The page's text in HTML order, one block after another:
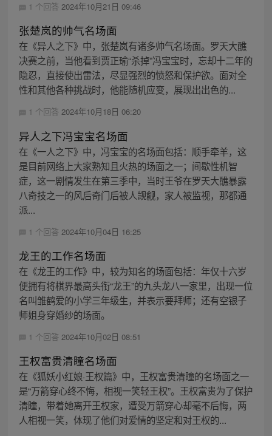
1 个回答 2024年10月21日 09:46
张楚岚的帅气名场面
在《异人之下》中，张楚岚有诸多帅气名场面。罗天大醮
决赛之前，当他看到贾正瑜“杀掉”冯宝宝时，忘却十二年的
隐忍，直接使出雷法，尽显强烈的愤怒和保护欲。面对全
性和其他各种挑战时，他能随机应变，展现出出色的...
1 个回答 2024年10月18日 06:20
异人之下冯宝宝名场面
在《一人之下》中，冯宝宝的名场面包括：顺手牵羊，这
是目前网络上大家熟知且火热的场面之一；间歇性机智
症，这一剧情发生在第三季中，当时王爷在罗天大醮暴露
八奇技之一的风后奇门后被人觊觎，家人被监视，那都通
派...
1 个回答 2024年10月04日 16:25
龙王的工作名场面
在《龙王的工作》中，较为知名的场面包括：年仅十六岁
便拥有将棋界最高头衔“龙王”的九头龙八一家里，出现一位
名叫雏鹤爱的小学三年级生，并表示要拜师；还有空银子
师姐身穿婚纱的场面。
1 个回答 2024年10月02日 08:51
王权富贵清瞳名场面
在《狐妖小红娘·王权篇》中，王权富贵清瞳的名场面之一
是“万箭穿心终不悔，相视一笑轻王权”。王权富贵为了保护
清瞳，带着她离开王权家，遭受万箭穿心却毫不后悔，两
人相视一笑，体现了他们对爱情的坚定和对王权的...